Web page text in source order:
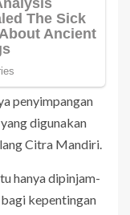
penyimpangan
digunakan
Citra Mandiri.
hanya dipinjam-
kepentingan